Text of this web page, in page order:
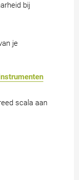
bij
je
scala aan